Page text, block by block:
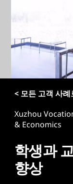
< 모든 고객 사
Xuzhou
& Economics
학생과
향상